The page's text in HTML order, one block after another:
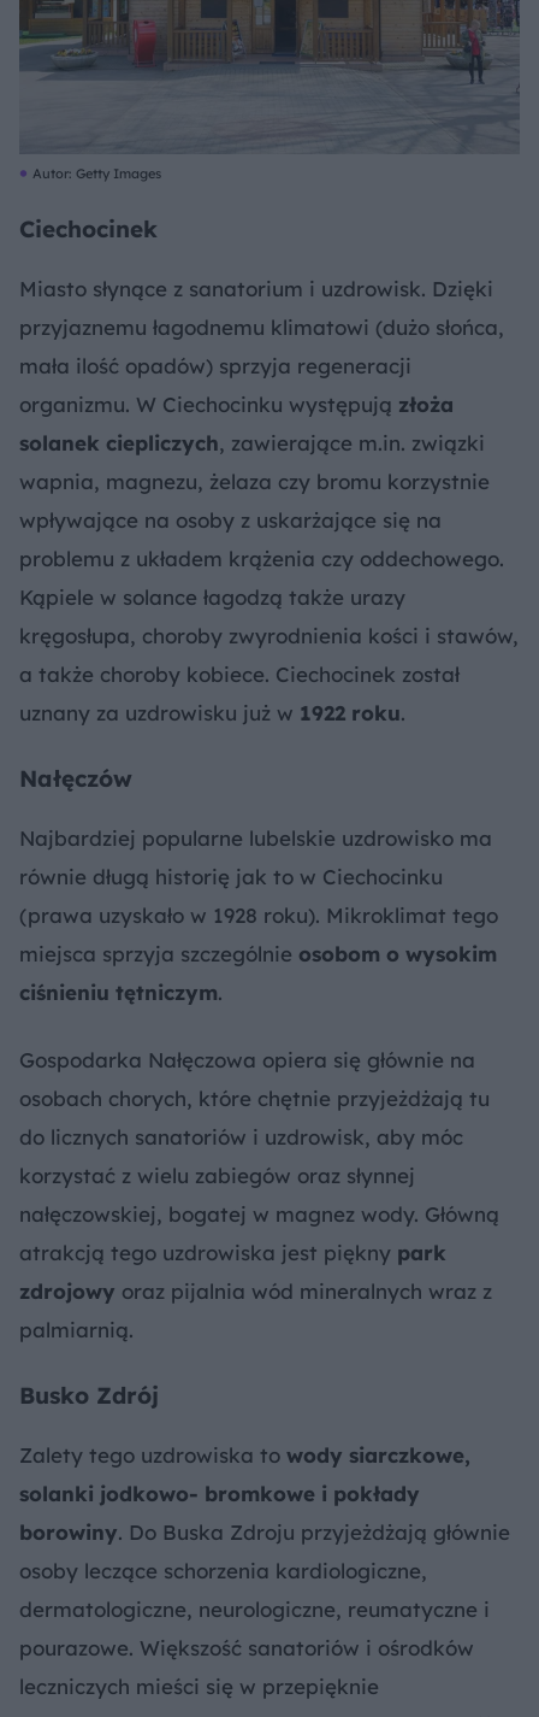
Autor: Getty Images
Ciechocinek
Miasto słynące z sanatorium i uzdrowisk. Dzięki
przyjaznemu łagodnemu klimatowi (dużo słońca,
mała ilość opadów) sprzyja regeneracji
organizmu. W Ciechocinku występują złoża
solanek ciepliczych, zawierające m.in. związki
wapnia, magnezu, żelaza czy bromu korzystnie
wpływające na osoby z uskarżające się na
problemu z układem krążenia czy oddechowego.
Kąpiele w solance łagodzą także urazy
kręgosłupa, choroby zwyrodnienia kości i stawów,
a także choroby kobiece. Ciechocinek został
uznany za uzdrowisku już w 1922 roku.
Nałęczów
Najbardziej popularne lubelskie uzdrowisko ma
równie długą historię jak to w Ciechocinku
(prawa uzyskało w 1928 roku). Mikroklimat tego
miejsca sprzyja szczególnie osobom o wysokim
ciśnieniu tętniczym.
Gospodarka Nałęczowa opiera się głównie na
osobach chorych, które chętnie przyjeżdżają tu
do licznych sanatoriów i uzdrowisk, aby móc
korzystać z wielu zabiegów oraz słynnej
nałęczowskiej, bogatej w magnez wody. Główną
atrakcją tego uzdrowiska jest piękny park
zdrojowy oraz pijalnia wód mineralnych wraz z
palmiarnią.
Busko Zdrój
Zalety tego uzdrowiska to wody siarczkowe,
solanki jodkowo- bromkowe i pokłady
borowiny. Do Buska Zdroju przyjeżdżają głównie
osoby leczące schorzenia kardiologiczne,
dermatologiczne, neurologiczne, reumatyczne i
pourazowe. Większość sanatoriów i ośrodków
leczniczych mieści się w przepięknie